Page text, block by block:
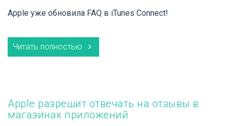
Apple уже обновила FAQ в iTunes Connect!
Читать полностью
Apple разрешит отвечать на отзывы в
магазинах приложений